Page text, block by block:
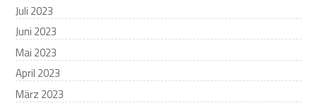
Juli 2023
Juni 2023
Mai 2023
April 2023
März 2023